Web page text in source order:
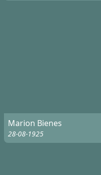
Marion Bienes
28-08-1925